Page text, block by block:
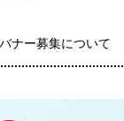
ナー募集について